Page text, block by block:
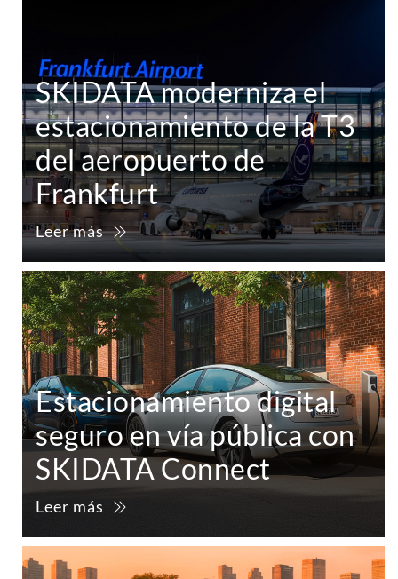
SKIDATA moderniza el
estacionamiento de la T3
del aeropuerto de
Frankfurt
Leer más
Estacionamiento digital
seguro en vía pública con
SKIDATA Connect
Leer más